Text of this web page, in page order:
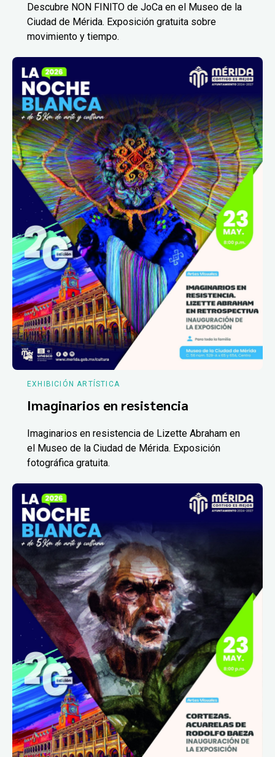
Descubre NON FINITO de JoCa en el Museo de la
Ciudad de Mérida. Exposición gratuita sobre
movimiento y tiempo.
EXHIBICIÓN ARTÍSTICA
Imaginarios en resistencia
Imaginarios en resistencia de Lizette Abraham en
el Museo de la Ciudad de Mérida. Exposición
fotográfica gratuita.